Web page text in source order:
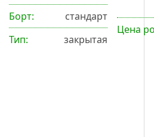
Борт:
стандарт
Тип:
закрытая
Цена